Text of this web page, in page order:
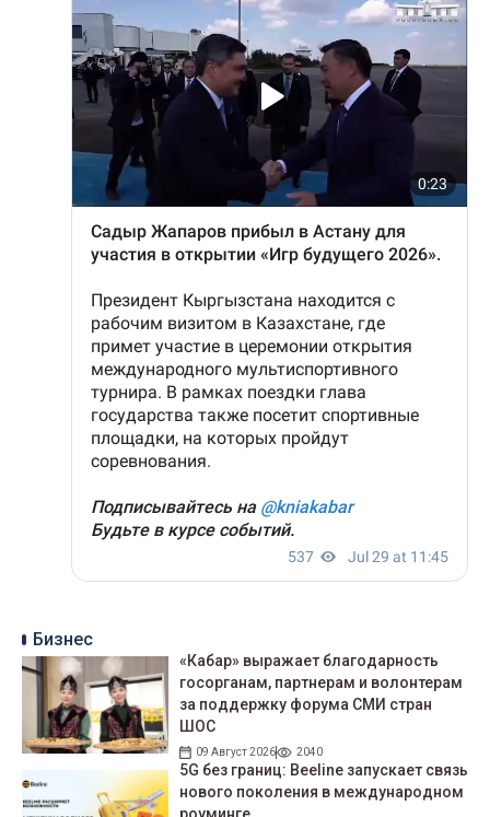
Бизнес
«Кабар» выражает благодарность
госорганам, партнерам и волонтерам
за поддержку форума СМИ стран
ШОС
09 Август 2026 2040
5G без границ: Beeline запускает связь
нового поколения в международном